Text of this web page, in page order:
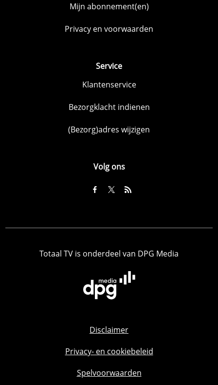
Mijn abonnement(en)
Privacy en voorwaarden
Service
Klantenservice
Bezorgklacht indienen
(Bezorg)adres wijzigen
Volg ons
Totaal TV is onderdeel van DPG Media
Disclaimer
Privacy- en cookiebeleid
Spelvoorwaarden